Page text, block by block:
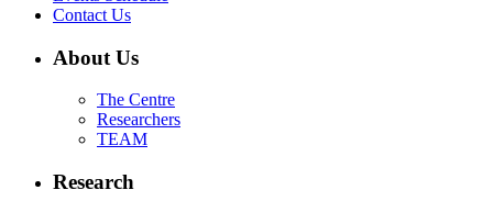
Contact Us
About Us
The Centre
Researchers
TEAM
Research